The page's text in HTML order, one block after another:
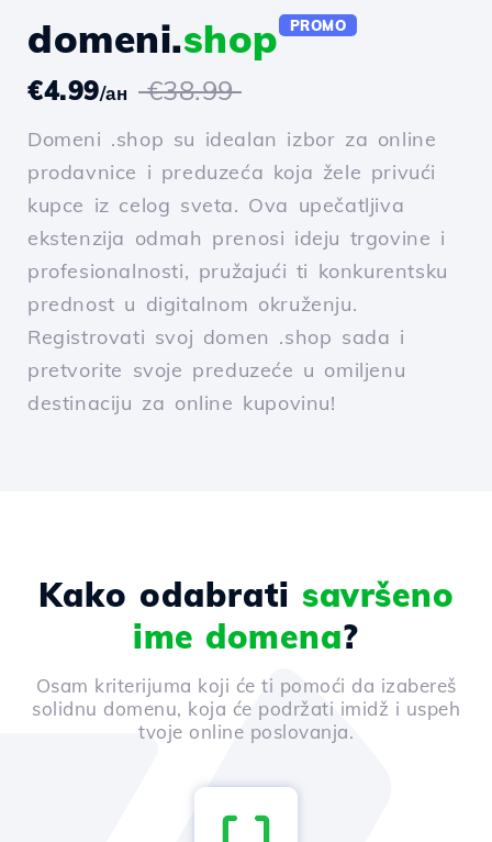
domeni.shop PROMO
€4.99/ан €38.99
Domeni .shop su idealan izbor za online
prodavnice i preduzeća koja žele privući
kupce iz celog sveta. Ova upečatljiva
ekstenzija odmah prenosi ideju trgovine i
profesionalnosti, pružajući ti konkurentsku
prednost u digitalnom okruženju.
Registrovati svoj domen .shop sada i
pretvorite svoje preduzeće u omiljenu
destinaciju za online kupovinu!
Kako odabrati savršeno
ime domena?
Osam kriterijuma koji će ti pomoći da izabereš
solidnu domenu, koja će podržati imidž i uspeh
tvoje online poslovanja.